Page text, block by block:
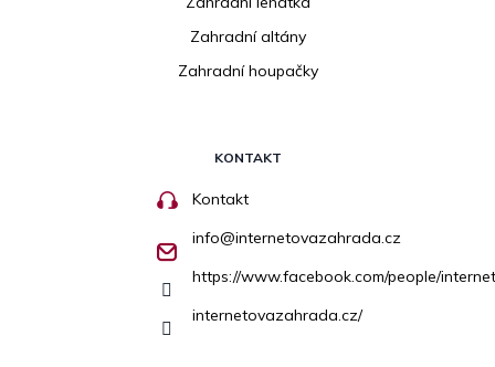
Zahradní altány
Zahradní houpačky
KONTAKT
Kontakt
info@internetovazahrada.cz
https://www.facebook.com/people/
internetovazahrada.cz/